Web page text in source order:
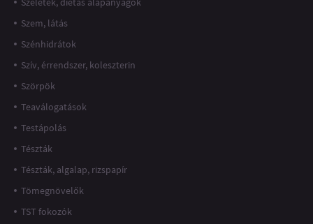
Szem, látás
Szénhidrátok
Szív, érrendszer, koleszterin
Szörpök
Teaválogatások
Testápolás
Tészták
Tészták, algalap, rizspapír
Tömegnövelők
TST fokozók